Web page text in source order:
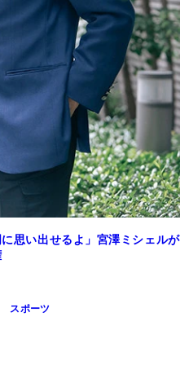
思い出せるよ」宮澤ミシェルが
スポーツ